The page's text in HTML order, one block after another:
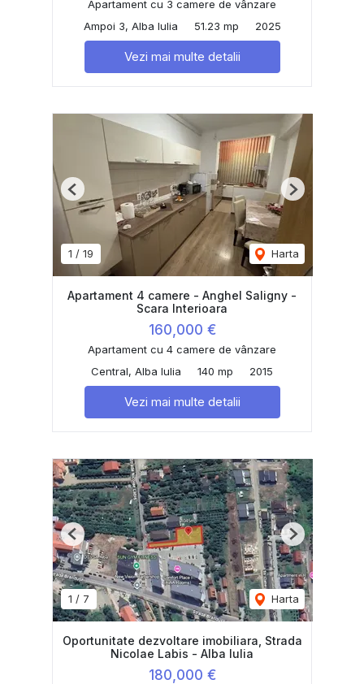
Apartament cu 3 camere de vânzare
Ampoi 3, Alba Iulia
51.23 mp 2025
Vezi mai multe detalii
1 / 19 Harta
Previous Next
Apartament 4 camere - Anghel Saligny -
Scara Interioara
160,000 €
Apartament cu 4 camere de vânzare
Central, Alba Iulia
140 mp 2015
Vezi mai multe detalii
1 / 7 Harta
Previous Next
Oportunitate dezvoltare imobiliara, Strada
Nicolae Labis - Alba Iulia
180,000 €